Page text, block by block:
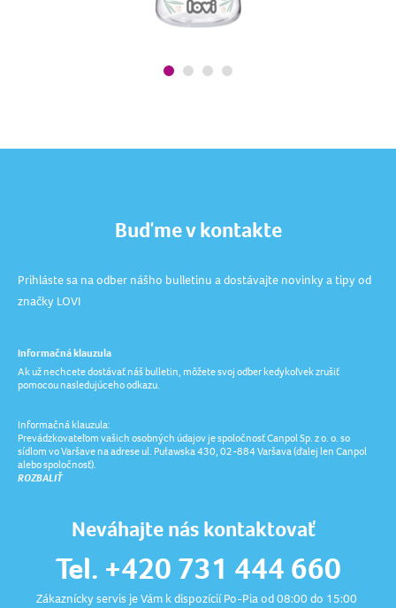
Neváhajte nás kontaktovať
Tel. +420 731 444 660
Zákaznícky servis je Vám k dispozícií Po-Pia od 08:00 do 15:00
Buďme v kontakte
Prihláste sa na odber nášho bulletinu a dostávajte novinky a tipy od
značky LOVI
Informačná klauzula
Ak už nechcete dostávať náš bulletin, môžete svoj odber kedykoľvek zrušiť
pomocou nasledujúceho odkazu.
Informačná klauzula:
Prevádzkovateľom vašich osobných údajov je spoločnosť Canpol Sp. z o. o. so
sídlom vo Varšave na adrese ul. Puławska 430, 02-884 Varšava (ďalej len Canpol
alebo spoločnosť).
ROZBALIŤ